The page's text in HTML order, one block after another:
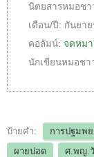
นิตยสารหมอช
เดือน/ปี: กันยา
คอลัมน์: จดหม
นักเขียนหมอชา
ป้ายคำ: การปฐมพ
ผายปอด
ศ.พญ.